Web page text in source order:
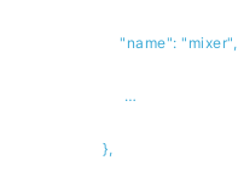
"name": "mixer",
…
},